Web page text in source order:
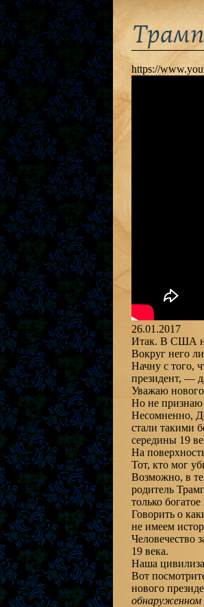
https://
26.01.2017
Итак. В США
Вокруг него
Начну с того,
президент, —
Уважаю нового
Но не признаю
Несомненно,
стали такими
середины 19
На
Тот, кто мог
Возможно, в те
родитель
только
Говорить о
не имеем
Человечество
19 века.
Наша
Вот
нового
обнаруженном